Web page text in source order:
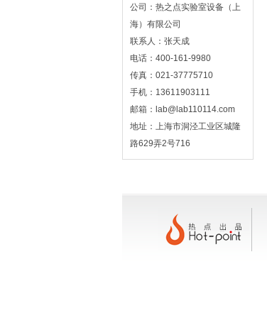
公司：热之点实验室设备（上
海）有限公司
联系人：张天成
电话：400-161-9980
传真：021-37775710
手机：13611903111
邮箱：lab@lab110114.com
地址：上海市洞泾工业区城隆
路629弄2号716